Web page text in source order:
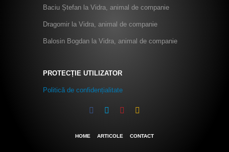
Baciu Ștefan la Vidra, animal de companie
Dragomir la Vidra, animal de companie
Balosin Bogdan la Vidra, animal de companie
PROTECȚIE UTILIZATOR
Politică de confidențialitate
HOME ARTICOLE CONTACT